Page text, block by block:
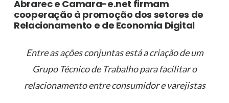
Abrarec e Camara-e.net firmam
cooperação à promoção dos setores de
Relacionamento e de Economia Digital
Entre as ações conjuntas está a criação de um
Grupo Técnico de Trabalho para facilitar o
relacionamento entre consumidor e varejistas